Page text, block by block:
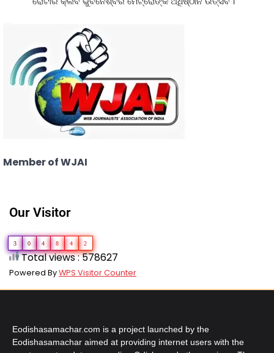
Member of WJAI
Our Visitor
3 0 4 8 4 2
Total views : 578627
Powered ByWPS Visitor Counter
Eodishasamachar.com is a project launched by the
Eodishasamachar aimed at providing internet users with the